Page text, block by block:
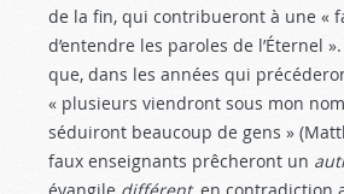
de la fin, qui contribueront à une «
d’entendre les paroles de l’Éternel
que, dans les années qui
« plusieurs viendront sous mon
séduiront beaucoup de gens »
faux enseignants prêcheront un